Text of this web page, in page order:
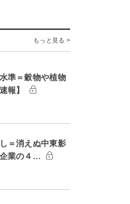
もっと見る >
準＝穀物や植物
報】
＝消えぬ中東影
業の４…